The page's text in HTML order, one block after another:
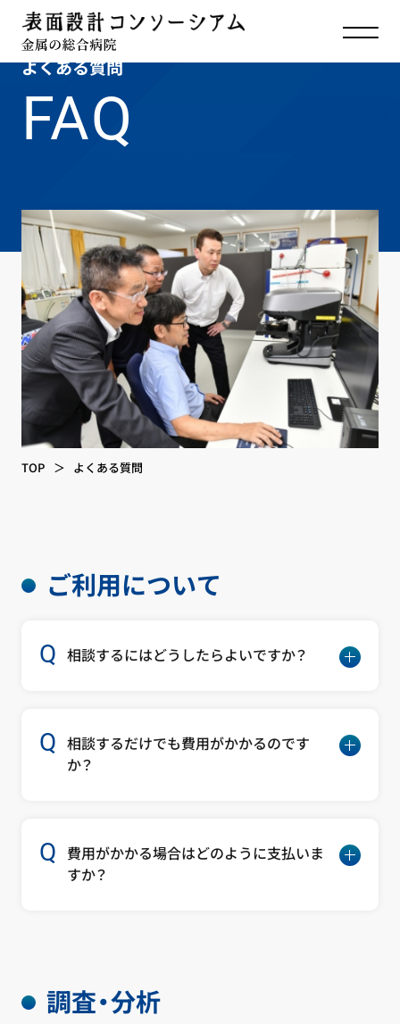
よくある質問
FAQ
TOP よくある質問
ご利用について
相談するにはどうしたらよいですか？
相談するだけでも費用がかかるのです
か？
費用がかかる場合はどのように支払いま
すか？
調査・分析